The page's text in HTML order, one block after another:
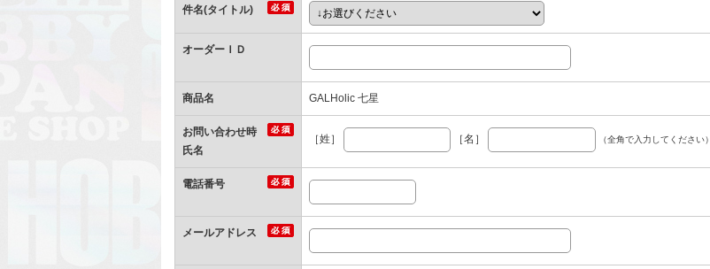
件名(タイトル)
オーダーＩＤ
商品名 GALHolic 七星
お問い合わせ時
氏名
［姓］ ［名］ （全角で入力してください）
電話番号
メールアドレス